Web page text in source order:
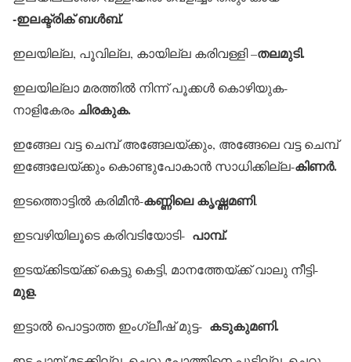
-ഇലക്ട്രിക് ബള്‍ബ്.
ഇലയില്ല, പൂവില്ല, കായില്ല കരിവള്ളി –തലമുടി.
ഇലയില്ലാ മരത്തില്‍ നിന്ന് പൂക്കള്‍ കൊഴിയുക-
നാളികേരം ചിരകുക.
ഇങ്ങേല വട്ട ചെമ്പ് അങ്ങേലയ്ക്കും, അങ്ങേലെ വട്ട ചെമ്പ്
ഇങ്ങേലേയ്ക്കും കൊണ്ടുപോകാന്‍ സാധിക്കില്ല-കിണര്‍.
ഇടത്തൊട്ടില്‍ കരിമീന്‍-കണ്ണിലെ കൃഷ്ണമണി.
ഇടവഴിയിലൂടെ കരിവടിയോടി- പാമ്പ്.
ഇടയ്ക്കിടയ്ക്ക് കെട്ടു കെട്ടി, മാനത്തേയ്ക്ക് വാലു നീട്ടി-
മുള.
ഇട്ടാല്‍ പൊട്ടാത്ത ഇംഗ്ലീഷ് മുട്ട- കടുകുമണി.